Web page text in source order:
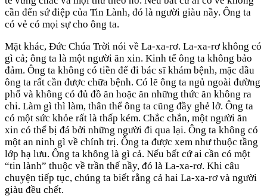
cần đến sứ điệp của Tin Lành, đó là người giàu nầy. Ông ta
có vẻ có mọi sự cho ông ta.
Mặt khác, Đức Chúa Trời nói về La-xa-rơ. La-xa-rơ không có
gì cả; ông ta là một người ăn xin. Kinh tế ông ta không bảo
đảm. Ông ta không có tiền để đi bác sĩ khám bệnh, mặc dầu
ông ta rất cần được chữa bệnh. Có lẽ ông ta ngủ ngoài đường
phố và không có đủ đồ ăn hoặc ăn những thức ăn không ra
chi. Làm gì thì làm, thân thể ông ta cũng đầy ghẻ lở. Ông ta
có một sức khỏe rất là thấp kém. Chắc chắn, một người ăn
xin có thể bị đá bởi những người đi qua lại. Ông ta không có
một an ninh gì về chính trị. Ông ta được xem như thuộc tầng
lớp hạ lưu. Ông ta không là gì cả. Nếu bất cứ ai cần có một
“tin lành” thuộc về trần thế nầy, đó là La-xa-rơ. Khi câu
chuyện tiếp tục, chúng ta biết rằng cả hai La-xa-rơ và người
giàu đều chết.